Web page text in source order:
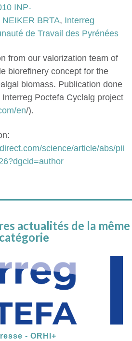
INP-
NEIKER BRTA, Interreg
de Travail des Pyrénées
from our valorization team of
biorefinery concept for the
biomass. Publication done
Poctefa Cyclalg project
en/).
science/article/abs/pii
actualités de la même
catégorie
- ORHI+